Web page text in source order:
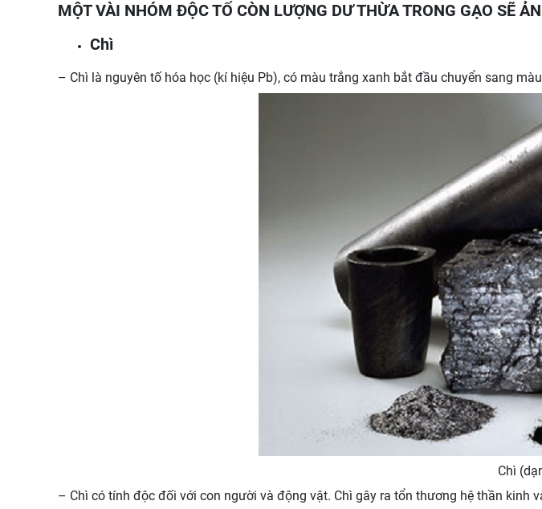
MỘT VÀI NHÓM ĐỘC TỐ CÒN LƯỢNG DƯ THỪA TRONG GẠO SẼ
Chì
– Chì là nguyên tố hóa học (kí hiệu Pb), có màu trắng xanh bắt đầu chuyển sang
Chì
– Chì có tính độc đối với con người và động vật. Chì gây ra tổn thương hệ thần kinh